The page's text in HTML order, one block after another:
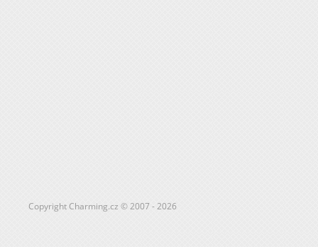
Copyright Charming.cz © 2007 - 2026